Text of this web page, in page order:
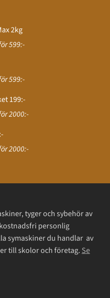
2kg
599:-
599:-
199:-
2000:-
2000:-
tyger och sybehör av
personlig
symaskiner du handlar av
till skolor och företag. Se